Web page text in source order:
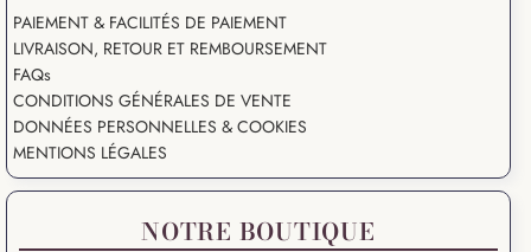
PAIEMENT & FACILITÉS DE PAIEMENT
LIVRAISON, RETOUR ET REMBOURSEMENT
FAQs
CONDITIONS GÉNÉRALES DE VENTE
DONNÉES PERSONNELLES & COOKIES
MENTIONS LÉGALES
NOTRE BOUTIQUE